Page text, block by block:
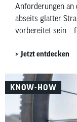
Anforderungen an
abseits glatter
vorbereitet sein –
welches
Bike sowie
Jetzt entdecken
KNOW-HOW